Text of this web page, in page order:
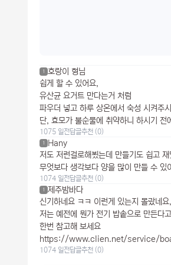
1
호랑이 형님
쉽게 할 수 있어요,
유산균 요거트 만다는거 처럼
파우더 넣고 하루 상온에서 숙성 시켜주
단, 효모가 불순물에 취약하니 하시기
1075 일전답글추천 (0)
1
Hany
저도 저런걸로해뵜는데 만들기도 쉽고 재
무엇보다 생각보다 양을 많이 만들 수 있
1074 일전답글추천 (0)
1
제주밤바다
신기하네요 ㅋㅋ 이런게 있는지 몰랐네요,
저는 예전에 뭔가 전기 밥솥으로 만든다
한번 참고해 보세요
https://www.clien.net/service/
1074 일전답글추천 (0)